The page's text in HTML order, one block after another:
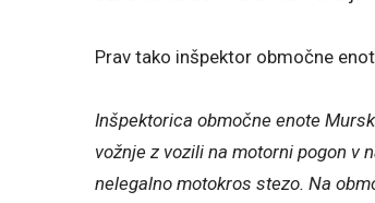
Prav tako inšpektor območne
Inšpektorica območne enote
vožnje z vozili na motorni pogon v
nelegalno motokros stezo. Na